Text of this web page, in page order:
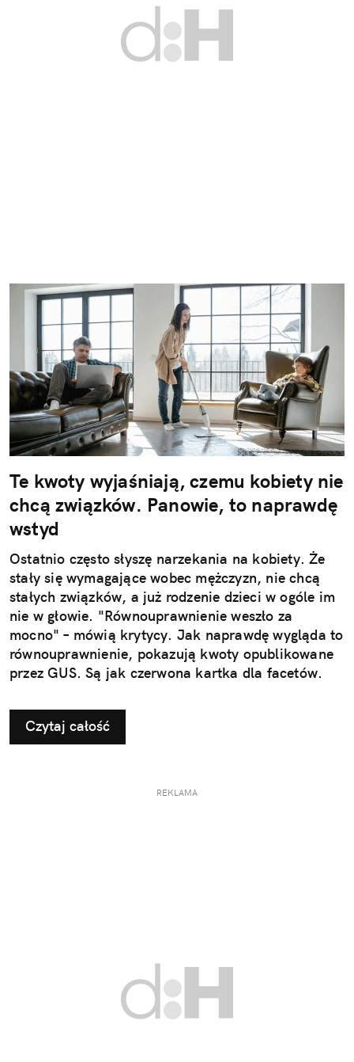
Te kwoty wyjaśniają, czemu kobiety nie
chcą związków. Panowie, to naprawdę
wstyd
Ostatnio często słyszę narzekania na kobiety. Że
stały się wymagające wobec mężczyzn, nie chcą
stałych związków, a już rodzenie dzieci w ogóle im
nie w głowie. "Równouprawnienie weszło za
mocno" – mówią krytycy. Jak naprawdę wygląda to
równouprawnienie, pokazują kwoty opublikowane
przez GUS. Są jak czerwona kartka dla facetów.
Czytaj całość
REKLAMA